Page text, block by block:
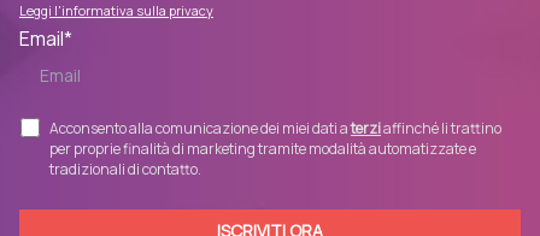
Leggi l'informativa sulla privacy
Email*
Acconsento alla comunicazione dei miei dati aterziaffinché li trattino
per proprie finalità di marketing tramite modalità automatizzate e
tradizionali di contatto.